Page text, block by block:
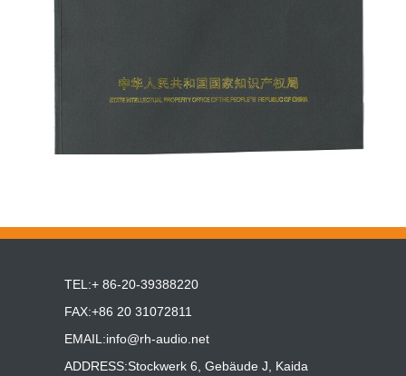
TEL:+ 86-20-39388220
FAX:+86 20 31072811
EMAIL:info@rh-audio.net
ADDRESS:Stockwerk 6, Gebäude J, Kaida